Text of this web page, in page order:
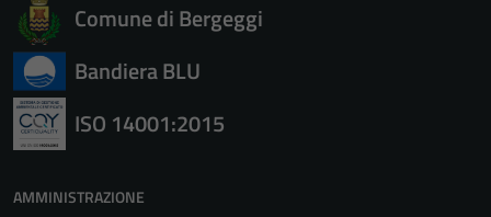
Comune di Bergeggi
Bandiera BLU
ISO 14001:2015
AMMINISTRAZIONE